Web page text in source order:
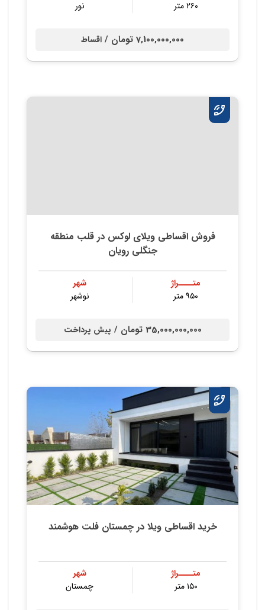
۲۶۰ متر
نور
7,100,000,000 تومان / اقساط
فروش اقساطی ویلای لوکس در قلب منطقه
جنگلی رویان
متــــراژ
۹۵۰ متر
شهر
نوشهر
35,000,000,000 تومان / پیش پرداخت
خرید اقساطی ویلا در چمستان فلت هوشمند
متــــراژ
۱۵۰ متر
شهر
چمستان